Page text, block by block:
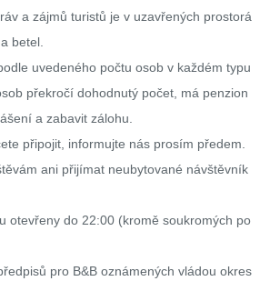
a zájmů turistů je v uzavřených prostorá
betel.
uvedeného počtu osob v každém typu
překročí dohodnutý počet, má penzion
a zabavit zálohu.
připojit, informujte nás prosím předem.
ani přijímat neubytované návštěvník
otevřeny do 22:00 (kromě soukromých po
pro B&B oznámených vládou okres